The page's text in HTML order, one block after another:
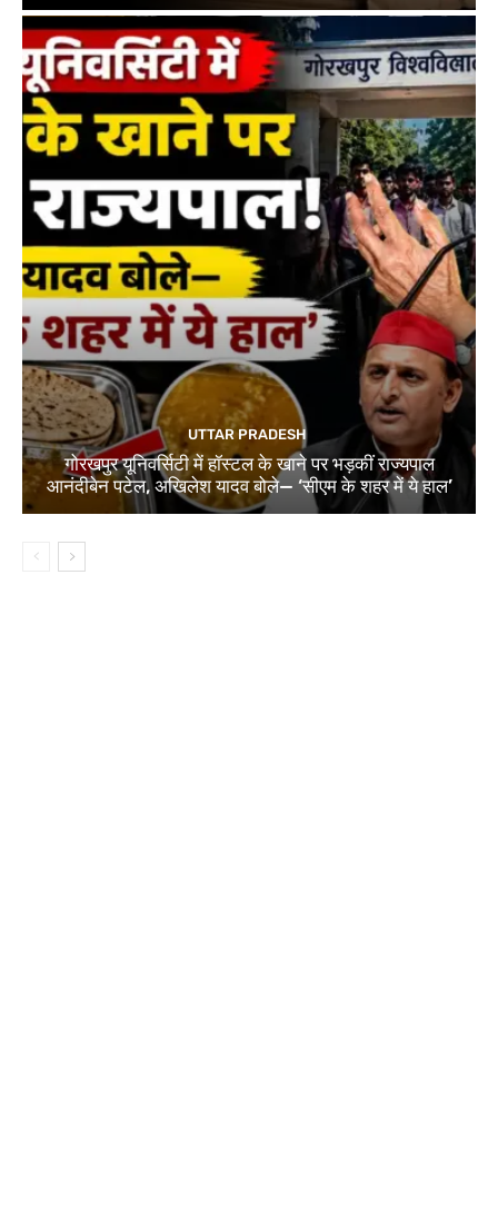
UTTAR PRADESH
गोरखपुर यूनिवर्सिटी में हॉस्टल के खाने पर भड़कीं राज्यपाल
आनंदीबेन पटेल, अखिलेश यादव बोले— ‘सीएम के शहर में ये हाल’